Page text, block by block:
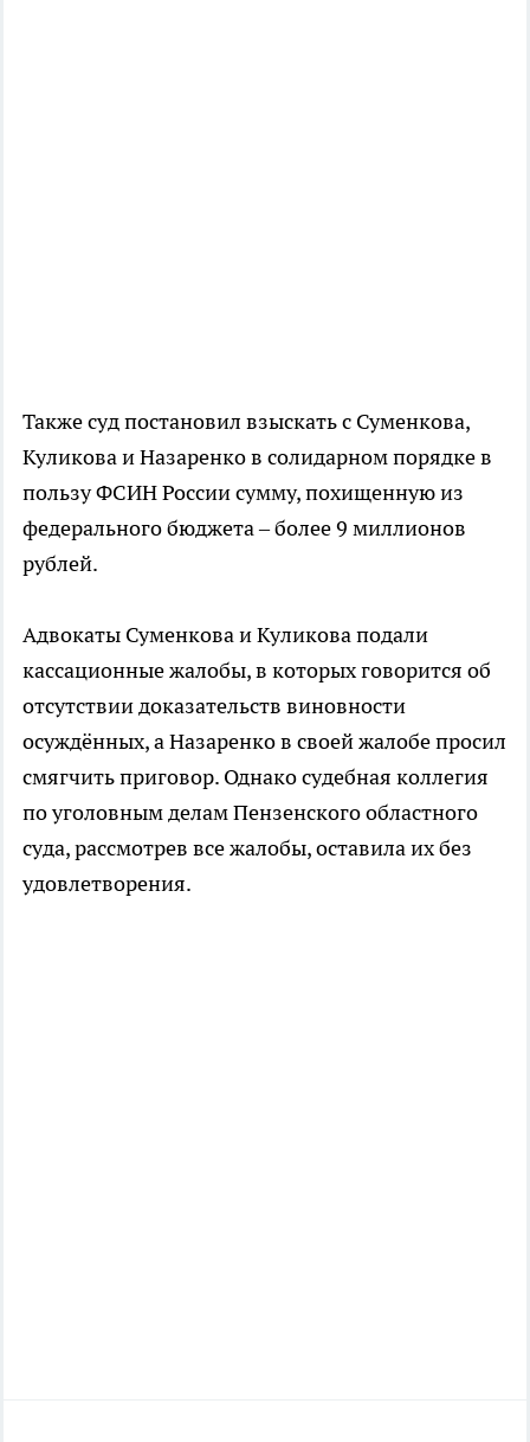
Также суд постановил взыскать с Суменкова,
Куликова и Назаренко в солидарном порядке в
пользу ФСИН России сумму, похищенную из
федерального бюджета – более 9 миллионов
рублей.
Адвокаты Суменкова и Куликова подали
кассационные жалобы, в которых говорится об
отсутствии доказательств виновности
осуждённых, а Назаренко в своей жалобе просил
смягчить приговор. Однако судебная коллегия
по уголовным делам Пензенского областного
суда, рассмотрев все жалобы, оставила их без
удовлетворения.